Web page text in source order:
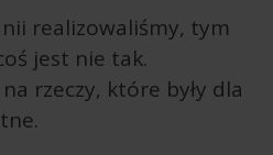
realizowaliśmy, tym
jest nie tak.
rzeczy, które były dla